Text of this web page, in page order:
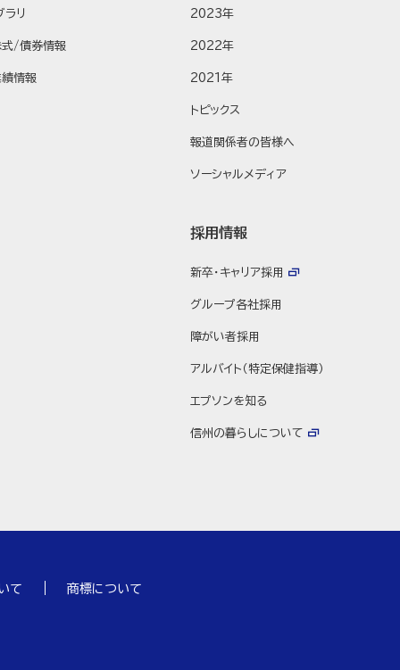
ラリ
式/債券情報
績情報
2023年
2022年
2021年
トピックス
報道関係者の皆様へ
ソーシャルメディア
採用情報
新卒・キャリア採用
グループ各社採用
障がい者採用
アルバイト（特定保健指導）
エプソンを知る
信州の暮らしについて
て 商標について